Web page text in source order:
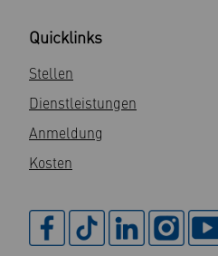
Quicklinks
Stellen
Dienstleistungen
Anmeldung
Kosten